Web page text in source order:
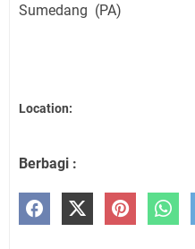
Sumedang (PA)
Location:
Berbagi :